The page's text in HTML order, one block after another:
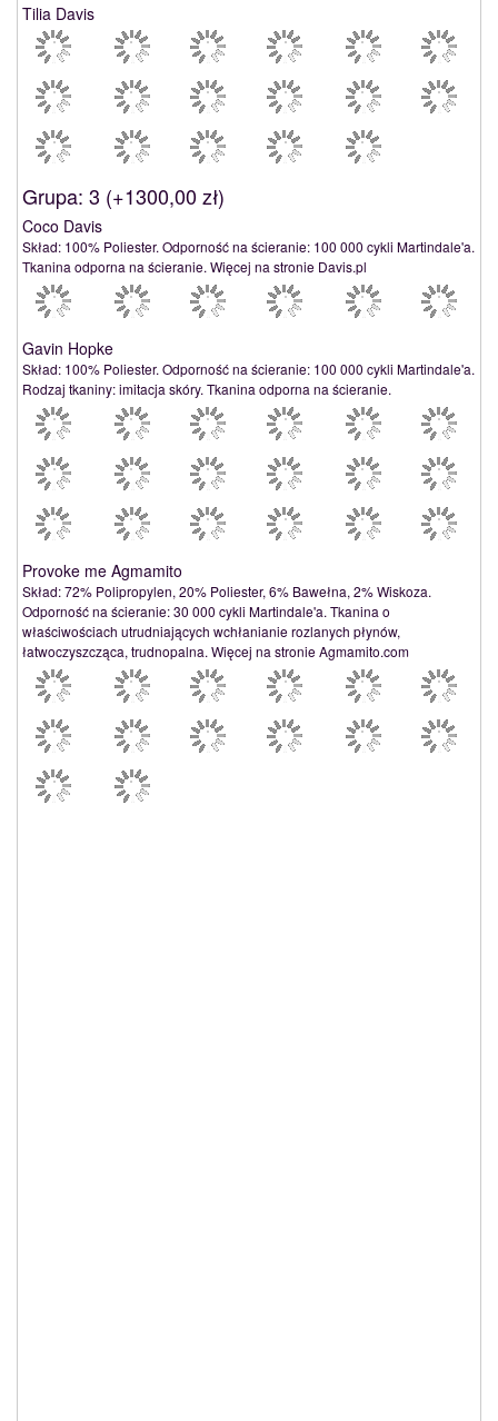
Tilia Davis
Grupa: 3 (+1300,00 zł)
Coco Davis
Skład: 100% Poliester. Odporność na ścieranie: 100 000 cykli Martindale'a.
Tkanina odporna na ścieranie. Więcej na stronie Davis.pl
Gavin Hopke
Skład: 100% Poliester. Odporność na ścieranie: 100 000 cykli Martindale'a.
Rodzaj tkaniny: imitacja skóry. Tkanina odporna na ścieranie.
Provoke me Agmamito
Skład: 72% Polipropylen, 20% Poliester, 6% Bawełna, 2% Wiskoza.
Odporność na ścieranie: 30 000 cykli Martindale'a. Tkanina o
właściwościach utrudniających wchłanianie rozlanych płynów,
łatwoczyszcząca, trudnopalna. Więcej na stronie Agmamito.com